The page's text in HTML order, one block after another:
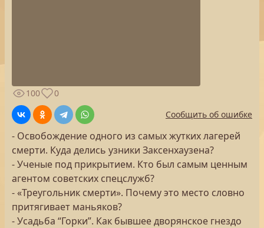
100
0
Сообщить об ошибке
- Освобождение одного из самых жутких лагерей
смерти. Куда делись узники Заксенхаузена?
- Ученые под прикрытием. Кто был самым ценным
агентом советских спецслужб?
- «Треугольник смерти». Почему это место словно
притягивает маньяков?
- Усадьба “Горки”. Как бывшее дворянское гнездо